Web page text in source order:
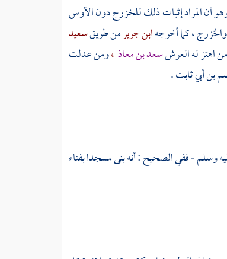
أن المراد إثبات ذلكللخزرجدونالأوس
والخزرج، كما أخرجهابن جريرمن طريقسعيد
اهتز له العرشسعد بن معاذ،ومن عدلت
بن أبي ثابت.
وسلم - ففي الصحيح : أنه بنى مسجدا بفناء